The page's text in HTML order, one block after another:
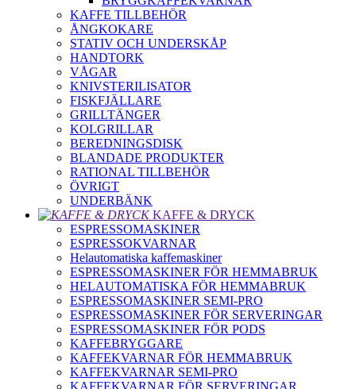
KAFFE TILLBEHÖR
ÅNGKOKARE
STATIV OCH UNDERSKÅP
HANDTORK
VÅGAR
KNIVSTERILISATOR
FISKFJÄLLARE
GRILLTÄNGER
KOLGRILLAR
BEREDNINGSDISK
BLANDADE PRODUKTER
RATIONAL TILLBEHÖR
ÖVRIGT
UNDERBÄNK
KAFFE & DRYCK
ESPRESSOMASKINER
ESPRESSOKVARNAR
Helautomatiska kaffemaskiner
ESPRESSOMASKINER FÖR HEMMABRUK
HELAUTOMATISKA FÖR HEMMABRUK
ESPRESSOMASKINER SEMI-PRO
ESPRESSOMASKINER FÖR SERVERINGAR
ESPRESSOMASKINER FÖR PODS
KAFFEBRYGGARE
KAFFEKVARNAR FÖR HEMMABRUK
KAFFEKVARNAR SEMI-PRO
KAFFEKVARNAR FÖR SERVERINGAR